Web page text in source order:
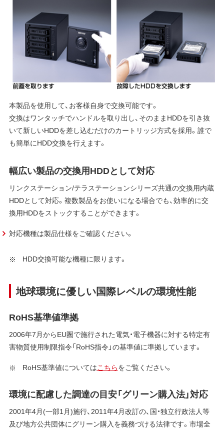
本製品を使用して、お客様自身で交換可能です。
交換はワンタッチでハンドルを取り出し、そのままHDDを引き抜
いて新しいHDDを差し込むだけのカートリッジ方式を採用。誰で
も簡単にHDD交換を行えます。
幅広い製品の交換用HDDとして対応
リンクステーション/テラステーションシリーズ共通の交換用内蔵
HDDとして対応。複数製品をお使いになる場合でも、効率的に交
換用HDDをストックすることができます。
対応機種は製品仕様をご確認ください。
HDD交換可能な機種に限ります。
地球環境に優しい国際レベルの環境性能
RoHS基準値準拠
2006年7月からEU圏で施行された電気・電子機器に対する特定有
害物質使用制限指令「RoHS指令」の基準値に準拠しています。
RoHS基準値についてはこちらをご覧ください。
環境に配慮した調達の目安「グリーン購入法」対応
2001年4月(一部1月)施行、2011年4月改訂の、国・独立行政法人等
及び地方公共団体にグリーン購入を義務づける法律です。市場全